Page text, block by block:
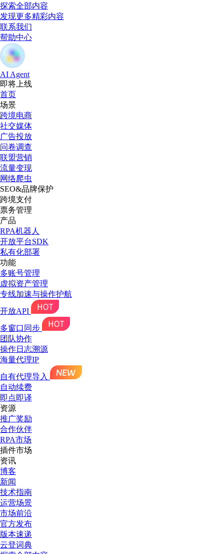
探索全部内容
发现更多精彩内容
联系我们
帮助中心
AI Agent
即将上线
首页
场景
跨境电商
社交媒体
广告投放
问卷调查
联盟营销
流量变现
网络爬虫
SEO&品牌保护
跨境支付
票务管理
产品
RPA机器人
开放平台SDK
私有化部署
功能
多账号管理
虚拟资产管理
专线加速与操作护航
开放API
多窗口同步
团队协作
操作日志溯源
海量代理IP
自有代理导入
自动续费
即点即译
资源
推广奖励
合作伙伴
RPA市场
插件市场
资讯
博客
新闻
技术指南
运营场景
市场前沿
官方发布
版本速递
云登词典